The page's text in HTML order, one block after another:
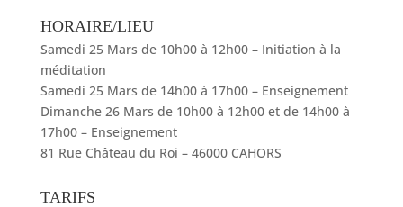
HORAIRE/LIEU
Samedi 25 Mars de 10h00 à 12h00 – Initiation à la
méditation
Samedi 25 Mars de 14h00 à 17h00 – Enseignement
Dimanche 26 Mars de 10h00 à 12h00 et de 14h00 à
17h00 – Enseignement
81 Rue Château du Roi – 46000 CAHORS
TARIFS